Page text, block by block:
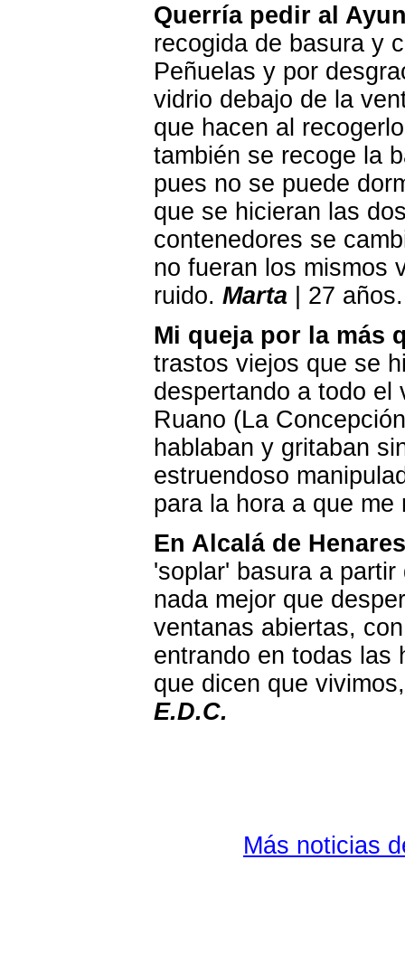
Querría pedir al
recogida de basura y
Peñuelas y por
vidrio debajo de la
que hacen al
también se recoge la
pues no se puede
que se hicieran las
contenedores se
no fueran los mismos
ruido. Marta
| 27 años.
Mi queja por la más
trastos viejos que se
despertando a todo el
Ruano (La
hablaban y gritaban
estruendoso
para la hora a que
En Alcalá de
'soplar' basura a
nada mejor que
ventanas abiertas,
entrando en todas las
que dicen que
E.D.C.
Más noticias